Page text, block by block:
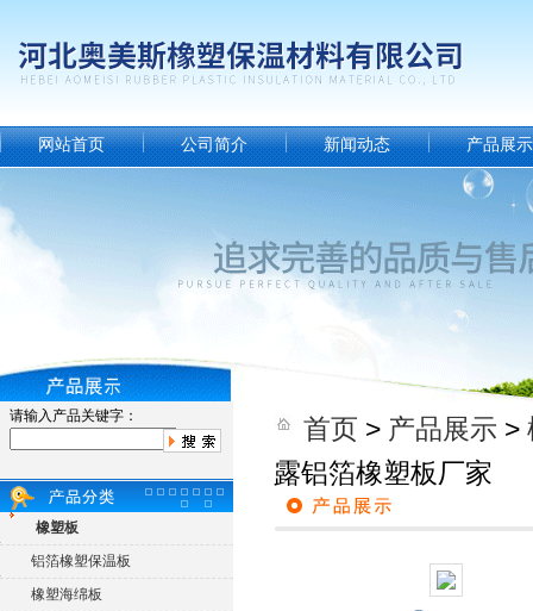
网站首页 公司简介 新闻动态 产品展示
请输入产品关键字：
橡塑板
铝箔橡塑保温板
橡塑海绵板
首页 > 产品展示 >
露铝箔橡塑板厂家